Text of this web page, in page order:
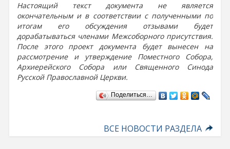
Настоящий текст документа не является
окончательным и в соответствии с полученными по
итогам его обсуждения отзывами будет
дорабатываться членами Межсоборного присутствия.
После этого проект документа будет вынесен на
рассмотрение и утверждение Поместного Собора,
Архиерейского Собора или Священного Синода
Русской Православной Церкви.
Поделиться…
ВСЕ НОВОСТИ РАЗДЕЛА